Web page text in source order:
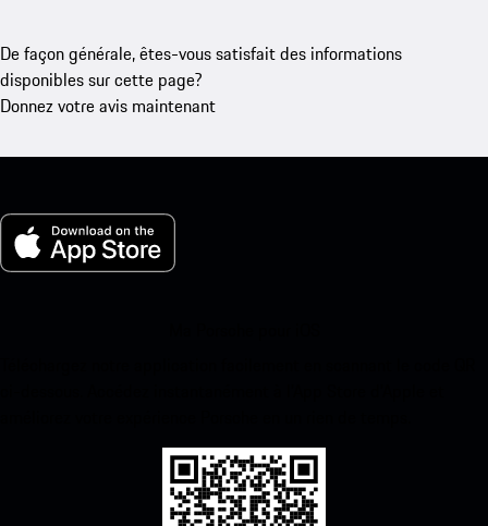
De façon générale, êtes-vous satisfait des informations
disponibles sur cette page?
Donnez votre avis maintenant